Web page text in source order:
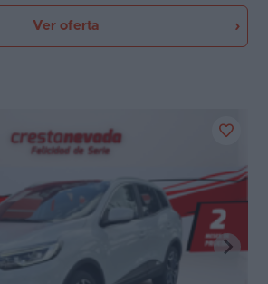
Ver oferta